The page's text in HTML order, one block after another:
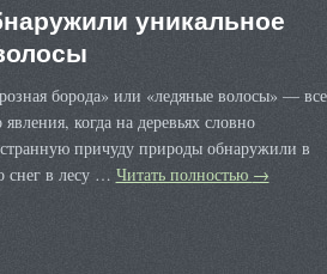
уникальное
борода» или «ледяные волосы» — все
когда на деревьях словно
причуду природы обнаружили в
снег в лесу … Читать полностью →